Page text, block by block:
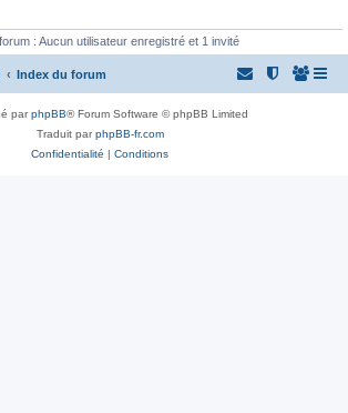
: Aucun utilisateur enregistré et 1 invité
Index du forum
parphpBB® Forum Software © phpBB Limited
Traduit parphpBB-fr.com
Confidentialité | Conditions